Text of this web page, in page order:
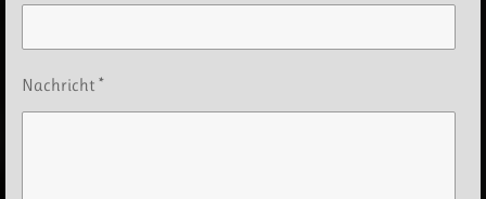
Nachricht *